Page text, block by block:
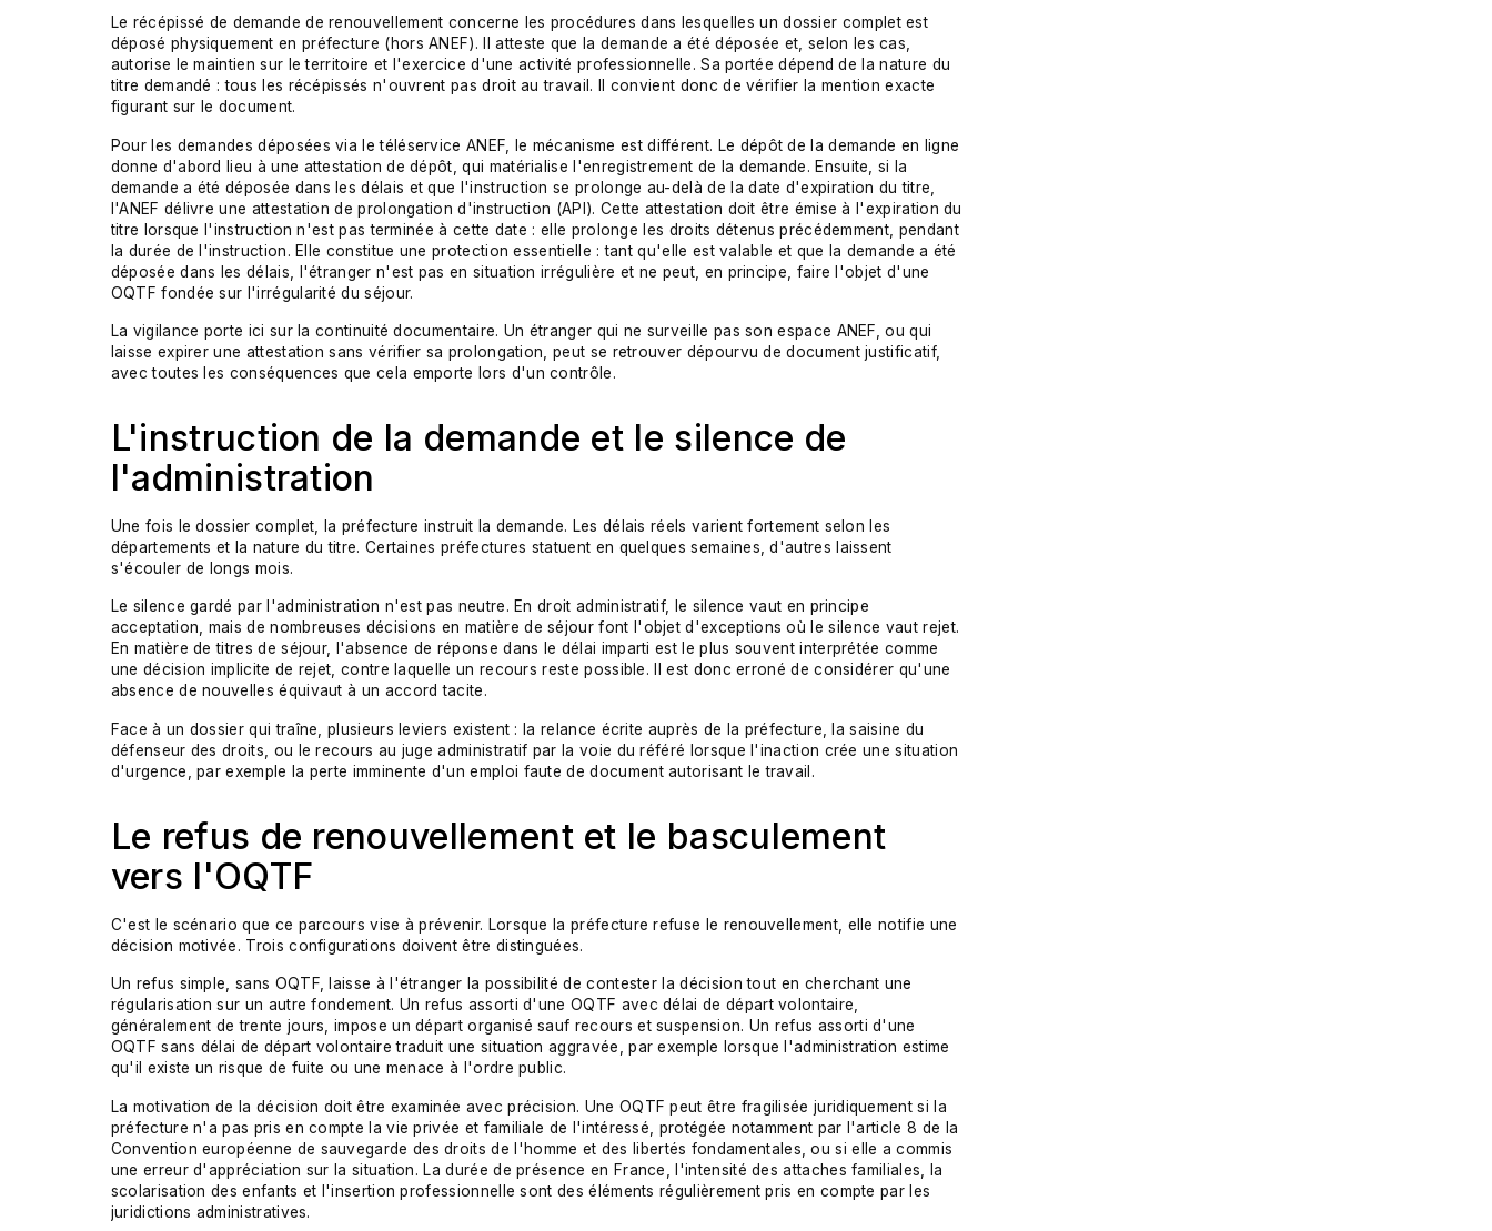
Le récépissé de demande de renouvellement concerne les procédures dans lesquelles un dossier complet est
déposé physiquement en préfecture (hors ANEF). Il atteste que la demande a été déposée et, selon les cas,
autorise le maintien sur le territoire et l'exercice d'une activité professionnelle. Sa portée dépend de la nature du
titre demandé : tous les récépissés n'ouvrent pas droit au travail. Il convient donc de vérifier la mention exacte
figurant sur le document.
Pour les demandes déposées via le téléservice ANEF, le mécanisme est différent. Le dépôt de la demande en ligne
donne d'abord lieu à une attestation de dépôt, qui matérialise l'enregistrement de la demande. Ensuite, si la
demande a été déposée dans les délais et que l'instruction se prolonge au-delà de la date d'expiration du titre,
l'ANEF délivre une attestation de prolongation d'instruction (API). Cette attestation doit être émise à l'expiration du
titre lorsque l'instruction n'est pas terminée à cette date : elle prolonge les droits détenus précédemment, pendant
la durée de l'instruction. Elle constitue une protection essentielle : tant qu'elle est valable et que la demande a été
déposée dans les délais, l'étranger n'est pas en situation irrégulière et ne peut, en principe, faire l'objet d'une
OQTF fondée sur l'irrégularité du séjour.
La vigilance porte ici sur la continuité documentaire. Un étranger qui ne surveille pas son espace ANEF, ou qui
laisse expirer une attestation sans vérifier sa prolongation, peut se retrouver dépourvu de document justificatif,
avec toutes les conséquences que cela emporte lors d'un contrôle.
L'instruction de la demande et le silence de
l'administration
Une fois le dossier complet, la préfecture instruit la demande. Les délais réels varient fortement selon les
départements et la nature du titre. Certaines préfectures statuent en quelques semaines, d'autres laissent
s'écouler de longs mois.
Le silence gardé par l'administration n'est pas neutre. En droit administratif, le silence vaut en principe
acceptation, mais de nombreuses décisions en matière de séjour font l'objet d'exceptions où le silence vaut rejet.
En matière de titres de séjour, l'absence de réponse dans le délai imparti est le plus souvent interprétée comme
une décision implicite de rejet, contre laquelle un recours reste possible. Il est donc erroné de considérer qu'une
absence de nouvelles équivaut à un accord tacite.
Face à un dossier qui traîne, plusieurs leviers existent : la relance écrite auprès de la préfecture, la saisine du
défenseur des droits, ou le recours au juge administratif par la voie du référé lorsque l'inaction crée une situation
d'urgence, par exemple la perte imminente d'un emploi faute de document autorisant le travail.
Le refus de renouvellement et le basculement
vers l'OQTF
C'est le scénario que ce parcours vise à prévenir. Lorsque la préfecture refuse le renouvellement, elle notifie une
décision motivée. Trois configurations doivent être distinguées.
Un refus simple, sans OQTF, laisse à l'étranger la possibilité de contester la décision tout en cherchant une
régularisation sur un autre fondement. Un refus assorti d'une OQTF avec délai de départ volontaire,
généralement de trente jours, impose un départ organisé sauf recours et suspension. Un refus assorti d'une
OQTF sans délai de départ volontaire traduit une situation aggravée, par exemple lorsque l'administration estime
qu'il existe un risque de fuite ou une menace à l'ordre public.
La motivation de la décision doit être examinée avec précision. Une OQTF peut être fragilisée juridiquement si la
préfecture n'a pas pris en compte la vie privée et familiale de l'intéressé, protégée notamment par l'article 8 de la
Convention européenne de sauvegarde des droits de l'homme et des libertés fondamentales, ou si elle a commis
une erreur d'appréciation sur la situation. La durée de présence en France, l'intensité des attaches familiales, la
scolarisation des enfants et l'insertion professionnelle sont des éléments régulièrement pris en compte par les
juridictions administratives.